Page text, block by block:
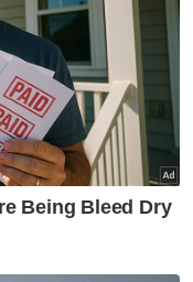
telah
menerima
isteri kedua
diadakan di
lalu. Pada majlis
turut hadir